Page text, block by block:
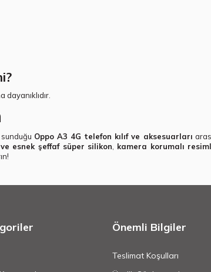
Oppo A3 4G telefon kılıf ve aksesuarları
esnek şeffaf süper silikon kamera korumalı
Önemli Bilgiler
Teslimat Koşulları